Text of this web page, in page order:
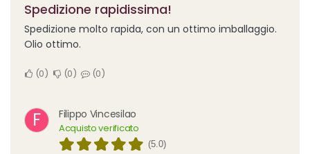
Spedizione rapidissima!
Spedizione molto rapida, con un ottimo imballaggio.
Olio ottimo.
0 0 0
F Filippo Vincesilao
Acquisto verificato
(5.0)